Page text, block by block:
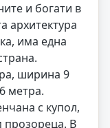
и богати в
архитектура
има една
ширина 9
метра.
с купол,
прозореца. В